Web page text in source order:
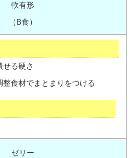
軟有形
（B食）
せる硬さ
整食材でまとまりをつける
ゼリー